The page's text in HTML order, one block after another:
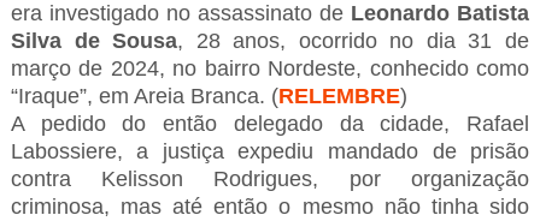
era investigado no assassinato de Leonardo Batista
Silva de Sousa, 28 anos, ocorrido no dia 31 de
março de 2024, no bairro Nordeste, conhecido como
“Iraque”, em Areia Branca. (RELEMBRE)
A pedido do então delegado da cidade, Rafael
Labossiere, a justiça expediu mandado de prisão
contra Kelisson Rodrigues, por organização
criminosa, mas até então o mesmo não tinha sido